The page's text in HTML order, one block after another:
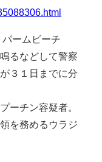
パームビーチ
るなどして警察
３１日までに分
ーチン容疑者。
を務めるウラジ